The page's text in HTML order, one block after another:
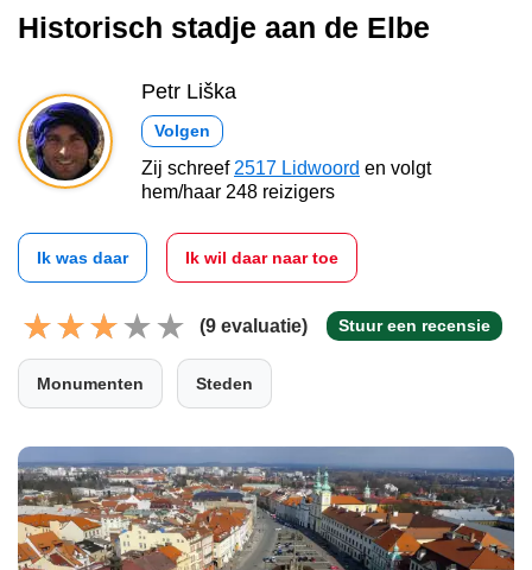
Historisch stadje aan de Elbe
Petr Liška
Volgen
Zij schreef 2517 Lidwoord en volgt
hem/haar 248 reizigers
Ik was daar Ik wil daar naar toe
(9 evaluatie) Stuur een recensie
Monumenten Steden